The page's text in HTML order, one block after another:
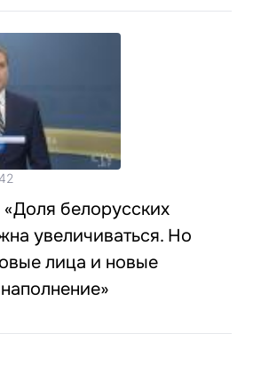
белорусских
увеличиваться. Но
лица и новые